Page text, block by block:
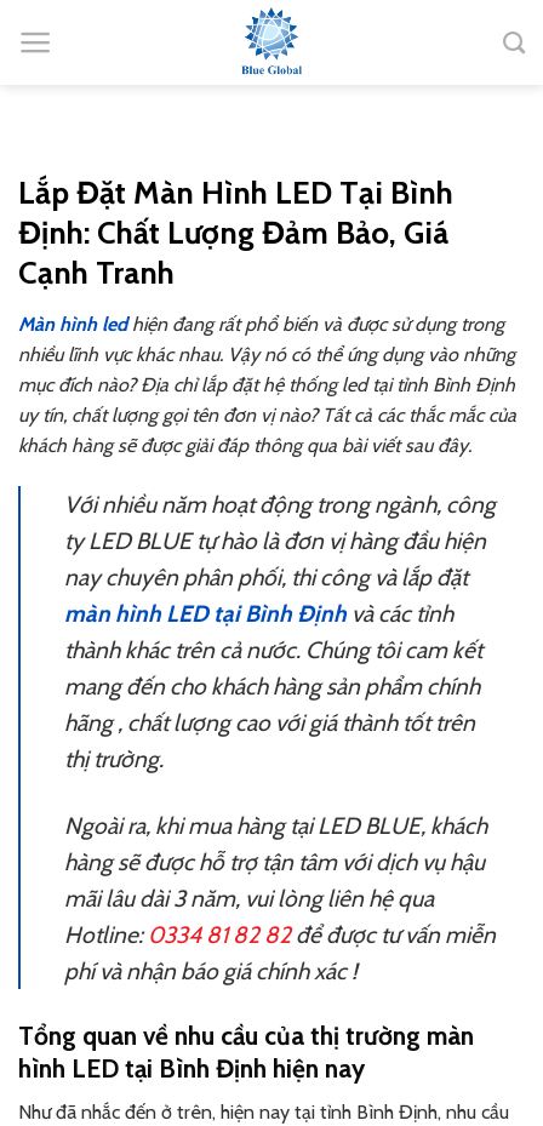
qua
Lắp Đặt Màn Hình LED Tại Bình
Định: Chất Lượng Đảm Bảo, Giá
Cạnh Tranh
Màn hình ledhiện đang rất phổ biến và được sử dụng trong
nhiều lĩnh vực khác nhau. Vậy nó có thể ứng dụng vào những
mục đích nào? Địa chỉ lắp đặt hệ thống led tại tỉnh Bình Định
uy tín, chất lượng gọi tên đơn vị nào? Tất cả các thắc mắc của
khách hàng sẽ được giải đáp thông qua bài viết sau đây.
Với nhiều năm hoạt động trong ngành, công
ty LED BLUE tự hào là đơn vị hàng đầu hiện
nay chuyên phân phối, thi công và lắp đặt
màn hình LED tại Bình Định và các tỉnh
thành khác trên cả nước. Chúng tôi cam kết
mang đến cho khách hàng sản phẩm chính
hãng , chất lượng cao với giá thành tốt trên
thị trường.
Ngoài ra, khi mua hàng tại LED BLUE, khách
hàng sẽ được hỗ trợ tận tâm với dịch vụ hậu
mãi lâu dài 3 năm, vui lòng liên hệ qua
Hotline:0334 81 82 82để được tư vấn miễn
phí và nhận báo giá chính xác !
Tổng quan về nhu cầu của thị trường màn
hình LED tại Bình Định hiện nay
Như đã nhắc đến ở trên, hiện nay tại tỉnh Bình Định, nhu cầu